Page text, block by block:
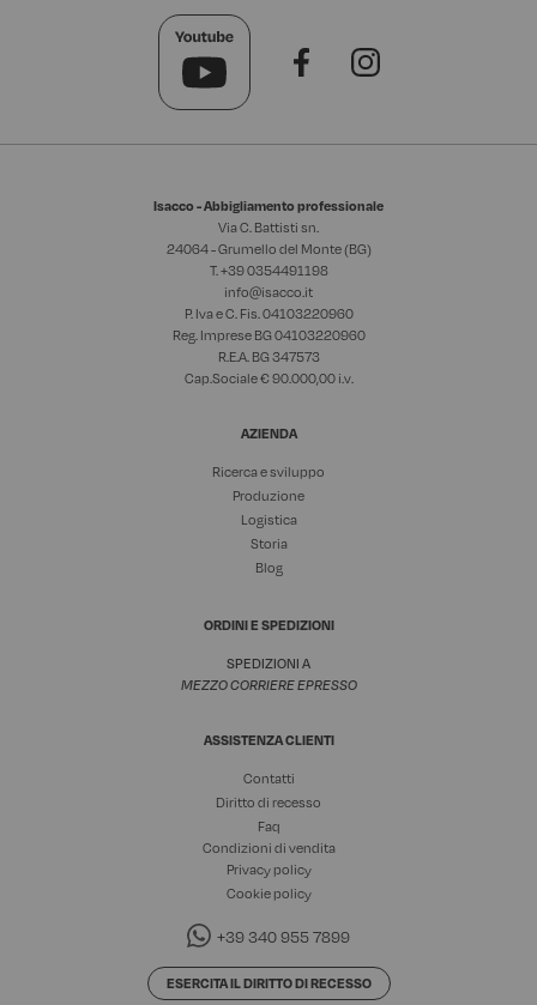
Isacco - Abbigliamento professionale
Via C. Battisti sn.
24064 - Grumello del Monte (BG)
T. +390354491198
info@isacco.it
P. Iva e C. Fis. 04103220960
Reg. Imprese BG 04103220960
R.E.A. BG 347573
Cap.Sociale € 90.000,00 i.v.
AZIENDA
Ricerca e sviluppo
Produzione
Logistica
Storia
Blog
ORDINI E SPEDIZIONI
SPEDIZIONI A
MEZZO CORRIERE EPRESSO
ASSISTENZA CLIENTI
Contatti
Diritto di recesso
Faq
Condizioni di vendita
Privacy policy
Cookie policy
+39 340 955 7899
ESERCITA IL DIRITTO DI RECESSO